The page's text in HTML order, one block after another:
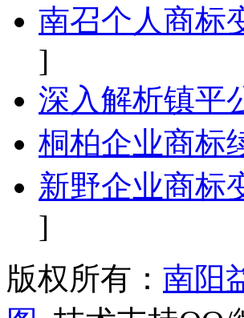
南召个人商标
]
深入解析镇平
桐柏企业商标
新野企业商标
]
版权所有： 南阳